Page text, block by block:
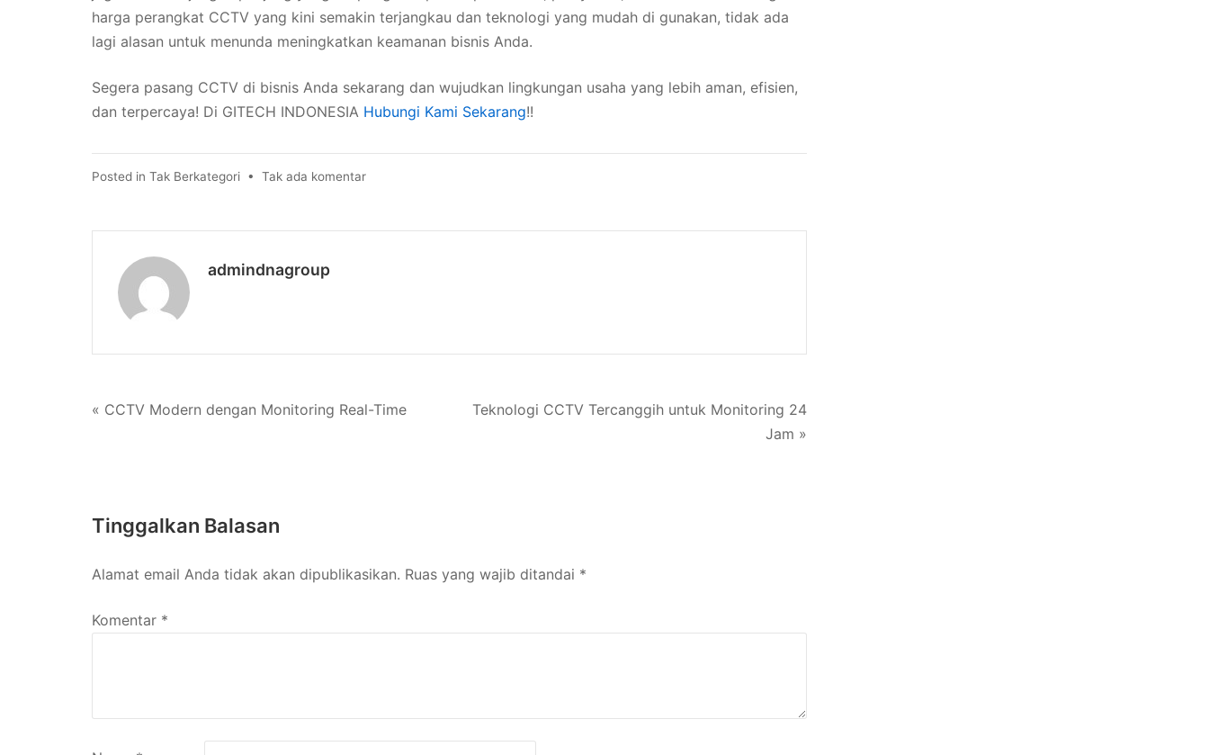
harga perangkat CCTV yang kini semakin terjangkau dan teknologi yang mudah di gunakan, tidak ada
lagi alasan untuk menunda meningkatkan keamanan bisnis Anda.
Segera pasang CCTV di bisnis Anda sekarang dan wujudkan lingkungan usaha yang lebih aman, efisien,
dan terpercaya! Di GITECH INDONESIA Hubungi Kami Sekarang!!
Posted in Tak Berkategori • Tak ada komentarpada
admindnagroup
Navigasi
Teknologi CCTV Tercanggih untuk Monitoring 24
Jam »
« CCTV Modern dengan Monitoring Real-Time
Tinggalkan Balasan
Alamat email Anda tidak akan dipublikasikan. Ruas yang wajib ditandai *
Komentar *